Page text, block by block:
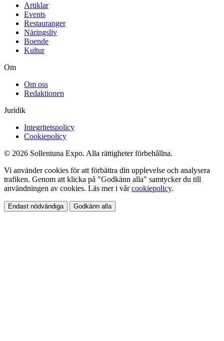
Artiklar
Events
Restauranger
Näringsliv
Boende
Kultur
Om
Om oss
Redaktionen
Juridik
Integritetspolicy
Cookiepolicy
© 2026 Sollentuna Expo. Alla rättigheter förbehållna.
Vi använder cookies för att förbättra din upplevelse och analysera
trafiken. Genom att klicka på "Godkänn alla" samtycker du till
användningen av cookies. Läs mer i vårcookiepolicy.
Endast nödvändiga Godkänn alla